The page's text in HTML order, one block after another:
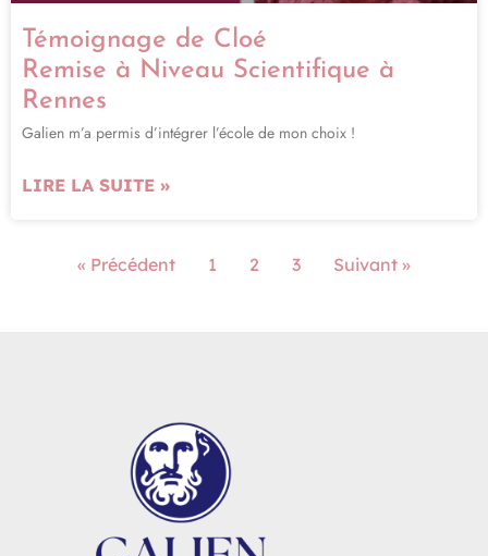
Témoignage de Cloé
Remise à Niveau Scientifique à
Rennes
Galien m’a permis d’intégrer l’école de mon choix !
LIRE LA SUITE »
« Précédent 1 2 3 Suivant »